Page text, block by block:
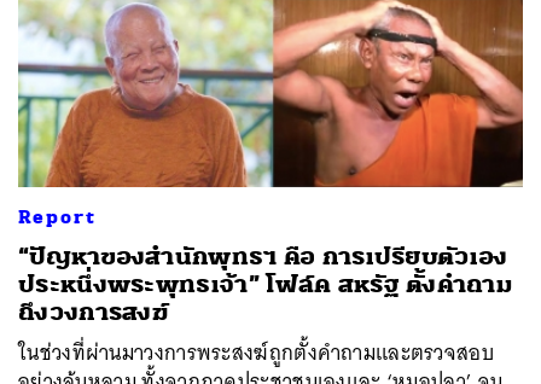
Report
“ปัญหาของสำนักพุทธฯ คือ การเปรียบตัวเอง
ประหนึ่งพระพุทธเจ้า” โฟล์ค สหรัฐ ตั้งคำถาม
ถึงวงการสงฆ์
ในช่วงที่ผ่านมาวงการพระสงฆ์ถูกตั้งคำถามและตรวจสอบ
ค้นหา